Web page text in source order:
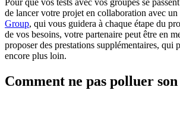
de lancer votre projet en collaboration avec un
Group, qui vous guidera à chaque étape du
de vos besoins, votre partenaire peut être en
proposer des prestations supplémentaires, qui
encore plus loin.
Comment ne pas polluer